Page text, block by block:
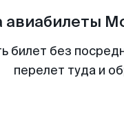
авиабилеты
билет без
перелет туда и